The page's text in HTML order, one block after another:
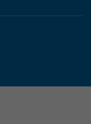
CÔTE-DE-
grâce à la